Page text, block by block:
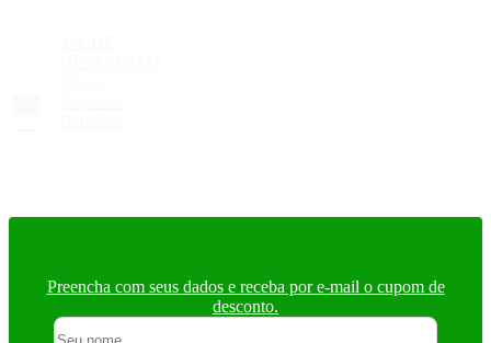
Preencha com seus dados e receba por e-mail o cupom de
desconto.